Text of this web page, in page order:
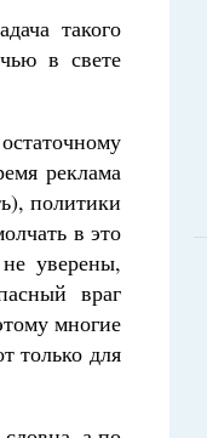
такого
в свете
реклама
политики
в это
уверены,
враг
многие
только для